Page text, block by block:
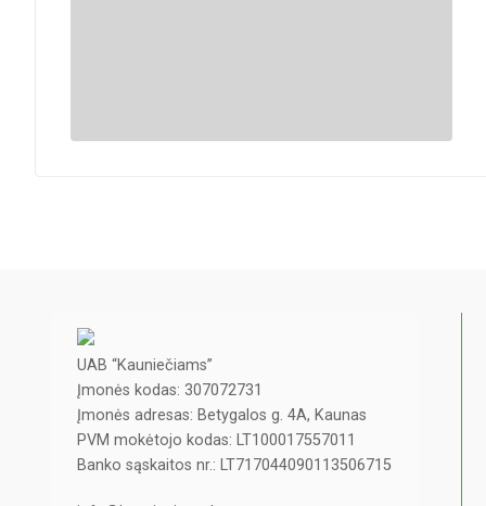
UAB “Kauniečiams”
Įmonės kodas: 307072731
Įmonės adresas: Betygalos g. 4A, Kaunas
PVM mokėtojo kodas: LT100017557011
Banko sąskaitos nr.: LT717044090113506715